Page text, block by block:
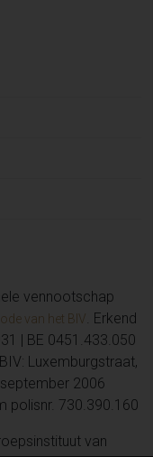
vennootschap
van het BIV. Erkend
| BE 0451.433.050
Luxemburgstraat,
2006
polisnr. 730.390.160
van